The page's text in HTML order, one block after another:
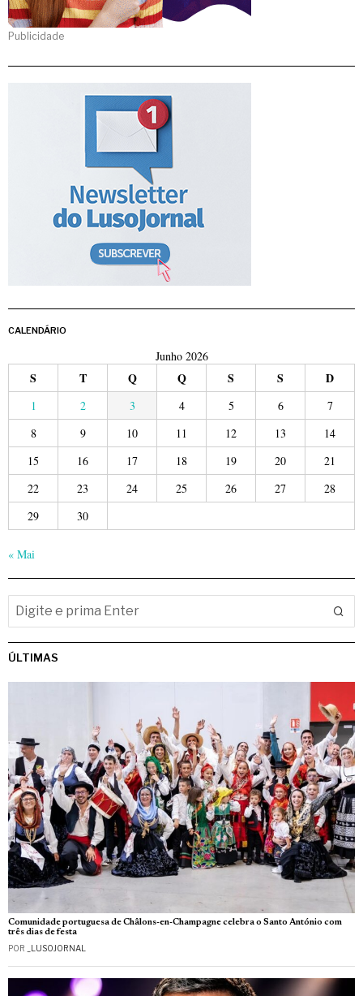
Publicidade
CALENDÁRIO
Junho 2026
S T Q Q S S D
1 2 3 4 5 6
7
8
9 10 11 12 13
14
15
16 17 18 19 20
21
22
23 24 25 26 27
28
29
30
« Mai
ÚLTIMAS
Comunidade portuguesa de Châlons-en-Champagne celebra o Santo António com
três dias de festa
POR _LUSOJORNAL